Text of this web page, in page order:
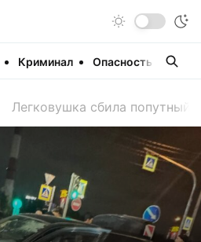
Криминал Опасность
Легковушка сбила попутный